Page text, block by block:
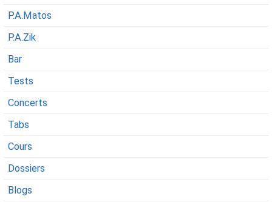
P.A.Matos
P.A.Zik
Bar
Tests
Concerts
Tabs
Cours
Dossiers
Blogs